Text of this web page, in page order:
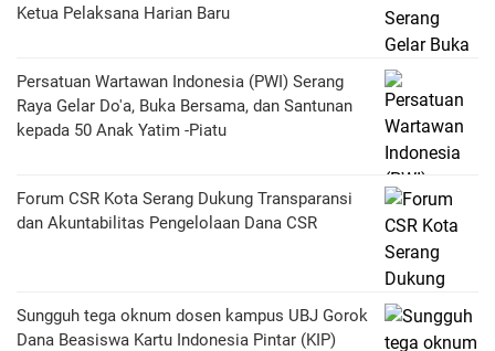
Ketua Pelaksana Harian Baru
Persatuan Wartawan Indonesia (PWI) Serang
Raya Gelar Do'a, Buka Bersama, dan Santunan
kepada 50 Anak Yatim -Piatu
Forum CSR Kota Serang Dukung Transparansi
dan Akuntabilitas Pengelolaan Dana CSR
Sungguh tega oknum dosen kampus UBJ Gorok
Dana Beasiswa Kartu Indonesia Pintar (KIP)